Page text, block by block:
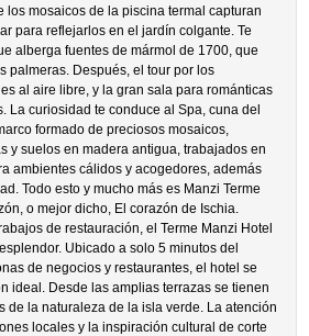
los mosaicos de la piscina termal capturan
para reflejarlos en el jardín colgante. Te
alberga fuentes de mármol de 1700, que
palmeras. Después, el tour por los
al aire libre, y la gran sala para románticas
La curiosidad te conduce al Spa, cuna del
formado de preciosos mosaicos,
y suelos en madera antigua, trabajados en
ambientes cálidos y acogedores, además
Todo esto y mucho más es Manzi Terme
o mejor dicho, El corazón de Ischia.
de restauración, el Terme Manzi Hotel
Ubicado a solo 5 minutos del
de negocios y restaurantes, el hotel se
ideal. Desde las amplias terrazas se tienen
de la naturaleza de la isla verde. La atención
locales y la inspiración cultural de corte